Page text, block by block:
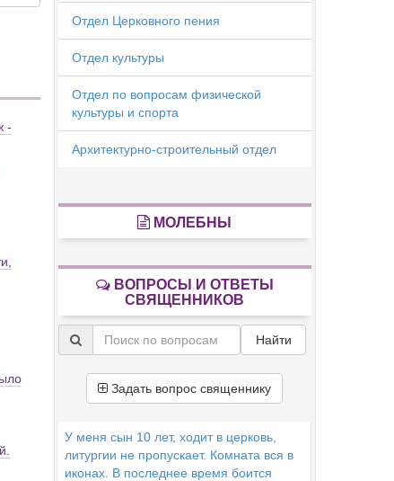
-
Отдел Церковного пения
Отдел культуры
Отдел по вопросам физической
культуры и спорта
Архитектурно-строительный отдел
МОЛЕБНЫ
ВОПРОСЫ И ОТВЕТЫ
СВЯЩЕННИКОВ
Найти
Задать вопрос священнику
У меня сын 10 лет, ходит в церковь,
литургии не пропускает. Комната вся в
иконах. В последнее время боится